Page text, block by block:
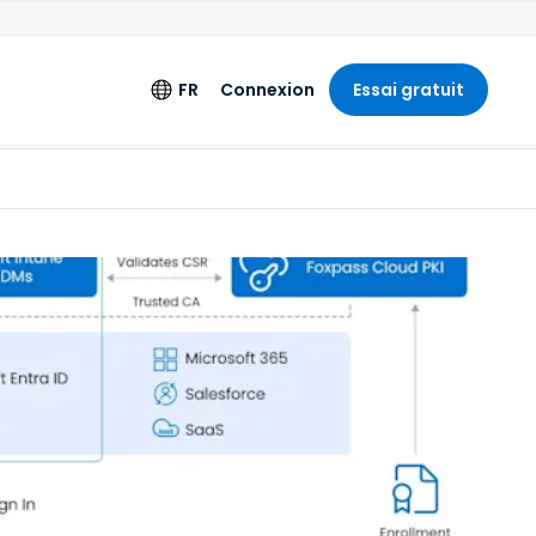
FR
Deutsch
Español
Français
Italiano
Nederlands
Connexion Essai gratuit